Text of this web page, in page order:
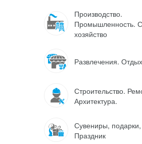
Производство.
Промышленность.
хозяйство
Развлечения.
Строительство.
Архитектура.
Сувениры,
Праздник